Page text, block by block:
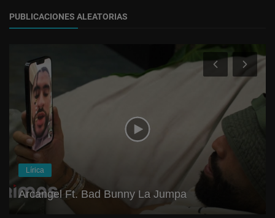
PUBLICACIONES ALEATORIAS
Lírica
Arcangel Ft. Bad Bunny La Jumpa